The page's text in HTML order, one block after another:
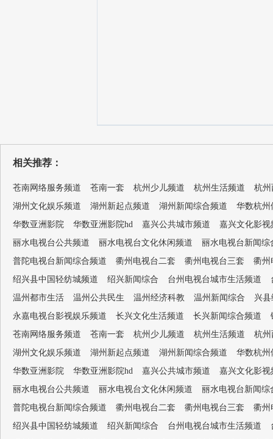
相关推荐：
苍南网络服务频道 苍南一套 杭州少儿频道 杭州生活频道
杭州
湖州文化娱乐频道
湖州新起点频道 湖州新闻综合频道
华数杭州
华数亚洲影院
华数亚洲影院hd 嘉兴公共城市频道
嘉兴文化影视
丽水电视台公共频道
丽水电视台文化休闲频道
丽水电视台新闻综
普陀电视台新闻综合频道
衢州电视台二套 衢州电视台三套
衢州
绍兴县中国轻纺城频道
绍兴新闻综合 台州电视台城市生活频道
温州都市生活
温州公共民生 温州经济科教 温州新闻综合
兴
永嘉电视台影视娱乐频道
长兴文化生活频道 长兴新闻综合频道
苍南网络服务频道
苍南一套 杭州少儿频道 杭州生活频道
杭州
湖州文化娱乐频道
湖州新起点频道 湖州新闻综合频道
华数杭州
华数亚洲影院
华数亚洲影院hd 嘉兴公共城市频道
嘉兴文化影视
丽水电视台公共频道
丽水电视台文化休闲频道
丽水电视台新闻综
普陀电视台新闻综合频道
衢州电视台二套 衢州电视台三套
衢州
绍兴县中国轻纺城频道
绍兴新闻综合 台州电视台城市生活频道